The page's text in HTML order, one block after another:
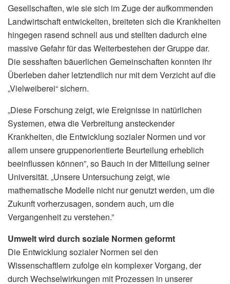
Gesellschaften, wie sie sich im Zuge der aufkommenden
Landwirtschaft entwickelten, breiteten sich die Krankheiten
hingegen rasend schnell aus und stellten dadurch eine
massive Gefahr für das Weiterbestehen der Gruppe dar.
Die sesshaften bäuerlichen Gemeinschaften konnten ihr
Überleben daher letztendlich nur mit dem Verzicht auf die
„Vielweiberei“ sichern.
„Diese Forschung zeigt, wie Ereignisse in natürlichen
Systemen, etwa die Verbreitung ansteckender
Krankheiten, die Entwicklung sozialer Normen und vor
allem unsere gruppenorientierte Beurteilung erheblich
beeinflussen können”, so Bauch in der Mitteilung seiner
Universität. „Unsere Untersuchung zeigt, wie
mathematische Modelle nicht nur genutzt werden, um die
Zukunft vorherzusagen, sondern auch, um die
Vergangenheit zu verstehen.”
Umwelt wird durch soziale Normen geformt
Die Entwicklung sozialer Normen sei den
Wissenschaftlern zufolge ein komplexer Vorgang, der
durch Wechselwirkungen mit Prozessen in unserer